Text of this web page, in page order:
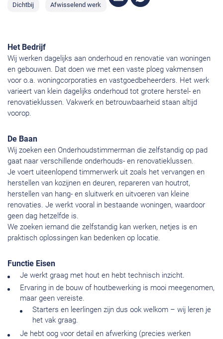
Dichtbij Afwisselend werk
Het Bedrijf
Wij werken dagelijks aan onderhoud en renovatie van woningen
en gebouwen. Dat doen we met een vaste ploeg vakmensen
voor o.a. woningcorporaties en vastgoedbeheerders. Het werk
varieert van klein dagelijks onderhoud tot grotere herstel- en
renovatieklussen. Vakwerk en betrouwbaarheid staan altijd
voorop.
De Baan
Wij zoeken een Onderhoudstimmerman die zelfstandig op pad
gaat naar verschillende onderhouds- en renovatieklussen.
Je voert uiteenlopend timmerwerk uit zoals het vervangen en
herstellen van kozijnen en deuren, repareren van houtrot,
herstellen van hang- en sluitwerk en uitvoeren van kleine
renovaties. Je werkt vooral in bestaande woningen, waardoor
geen dag hetzelfde is.
We zoeken iemand die zelfstandig kan werken, netjes is en
praktisch oplossingen kan bedenken op locatie.
Functie Eisen
Je werkt graag met hout en hebt technisch inzicht.
Ervaring in de bouw of houtbewerking is mooi meegenomen,
maar geen vereiste.
Starters en leerlingen zijn dus ook welkom – wij leren je
het vak graag.
Je hebt oog voor detail en afwerking (precies werken